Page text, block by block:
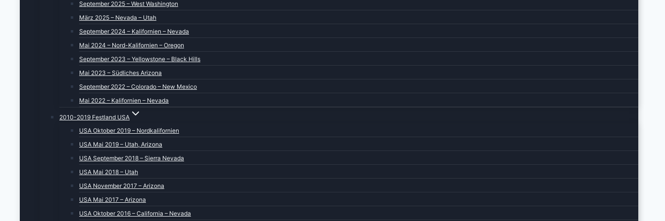
September 2025 – West Washington
März 2025 – Nevada – Utah
September 2024 – Kalifornien – Nevada
Mai 2024 – Nord-Kalifornien – Oregon
September 2023 – Yellowstone – Black Hills
Mai 2023 – Südliches Arizona
September 2022 – Colorado – New Mexico
Mai 2022 – Kalifornien – Nevada
2010-2019 Festland USA
USA Oktober 2019 – Nordkalifornien
USA Mai 2019 – Utah, Arizona
USA September 2018 – Sierra Nevada
USA Mai 2018 – Utah
USA November 2017 – Arizona
USA Mai 2017 – Arizona
USA Oktober 2016 – California – Nevada